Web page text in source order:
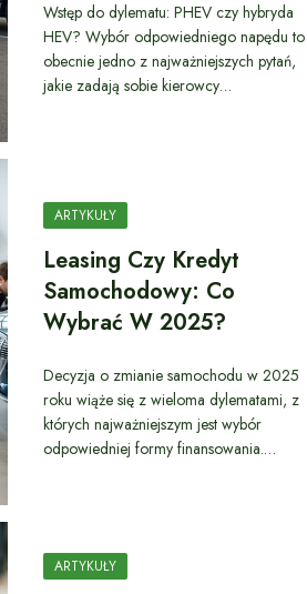
Wstęp do dylematu: PHEV czy hybryda
HEV? Wybór odpowiedniego napędu to
obecnie jedno z najważniejszych pytań,
jakie zadają sobie kierowcy…
ARTYKUŁY
Leasing Czy Kredyt
Samochodowy: Co
Wybrać W 2025?
Decyzja o zmianie samochodu w 2025
roku wiąże się z wieloma dylematami, z
których najważniejszym jest wybór
odpowiedniej formy finansowania.…
ARTYKUŁY